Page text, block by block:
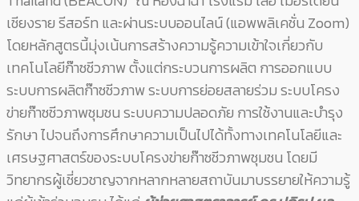
เชียงราย รีสอร์ท และผ่านระบบออนไลน์ (แอพพลิเคชั่น Zoom)
โดยหลักสูตรนี้มุ่งเน้นการสร้างความรู้ความเข้าใจเกี่ยวกับ
เทคโนโลยีก๊าซชีวภาพ ตั้งแต่กระบวนการผลิต การออกแบบ
ระบบการผลิตก๊าซชีวภาพ ระบบการย่อยสลายร่วม ระบบโครง
ข่ายก๊าซชีวภาพชุมชน ระบบความปลอดภัย การใช้งานและบำรุง
รักษา ไปจนถึงการศึกษาความเป็นไปได้ทั้งทางเทคโนโลยีและ
เศรษฐศาสตร์ของระบบโครงข่ายก๊าซชีวภาพชุมชน โดยมี
วิทยากรผู้เชี่ยวชาญจากหลากหลายสถาบันมาบรรยายให้ความรู้